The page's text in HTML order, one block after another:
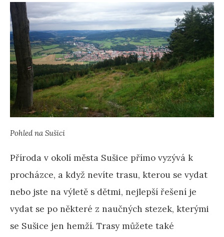
Pohled na Sušici
Příroda v okolí města Sušice přímo vyzývá k
procházce, a když nevíte trasu, kterou se vydat
nebo jste na výletě s dětmi, nejlepší řešení je
vydat se po některé z naučných stezek, kterými
se Sušice jen hemží. Trasy můžete také